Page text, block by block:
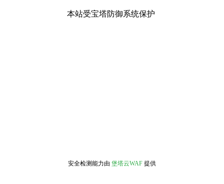
本站受宝塔防御系统保护
安全检测能力由 堡塔云WAF 提供